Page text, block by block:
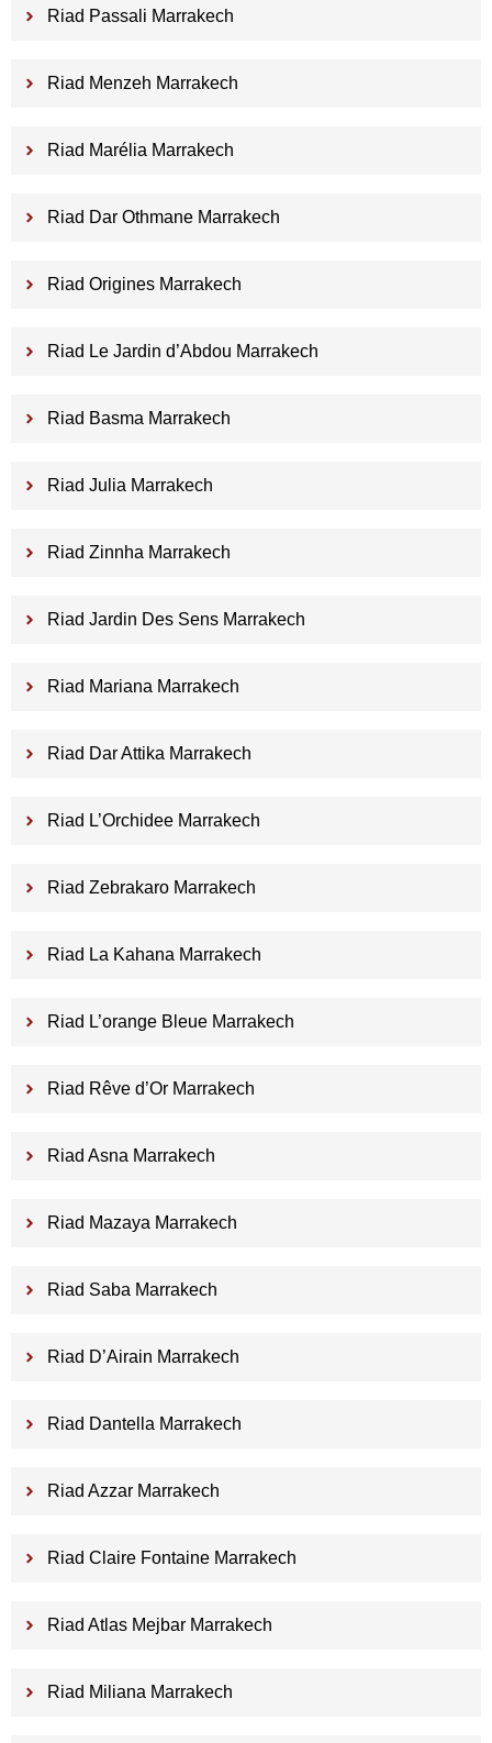
Riad Passali Marrakech
Riad Menzeh Marrakech
Riad Marélia Marrakech
Riad Dar Othmane Marrakech
Riad Origines Marrakech
Riad Le Jardin d’Abdou Marrakech
Riad Basma Marrakech
Riad Julia Marrakech
Riad Zinnha Marrakech
Riad Jardin Des Sens Marrakech
Riad Mariana Marrakech
Riad Dar Attika Marrakech
Riad L’Orchidee Marrakech
Riad Zebrakaro Marrakech
Riad La Kahana Marrakech
Riad L’orange Bleue Marrakech
Riad Rêve d’Or Marrakech
Riad Asna Marrakech
Riad Mazaya Marrakech
Riad Saba Marrakech
Riad D’Airain Marrakech
Riad Dantella Marrakech
Riad Azzar Marrakech
Riad Claire Fontaine Marrakech
Riad Atlas Mejbar Marrakech
Riad Miliana Marrakech